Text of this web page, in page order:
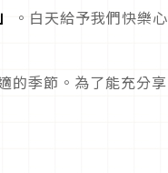
。白天給予我們快樂心
的季節。為了能充分享